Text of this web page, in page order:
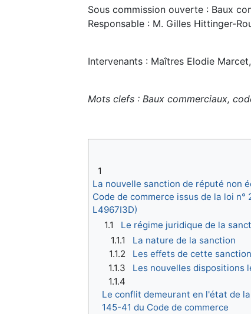
Sous commission ouverte : Baux
Responsable : M. Gilles Hittinger-
Intervenants : Maîtres Elodie
Mots clefs : Baux commerciaux,
1
La nouvelle sanction de réputé non
Code de commerce issus de la loi
L4967I3D)
1.1
Le régime juridique de la
1.1.1
La nature de la sanction
1.1.2
Les effets de cette
1.1.3
Les nouvelles dispositions
1.1.4
Le conflit demeurant en l'état de
145-41 du Code de commerce